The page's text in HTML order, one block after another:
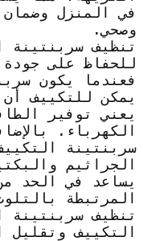
في المنزل
وصحي.
تنظيف سربنتينة
للحفاظ على
فعندما يكون
يمكن للتكييف
يعني توفير
الكهرباء.
سربنتينة
الجراثيم
يساعد في الحد
المرتبطة
تنظيف سربنتينة
التكييف وتقليل